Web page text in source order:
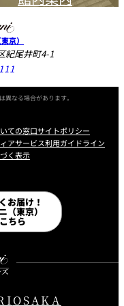
京）
紀尾井町4-1
なる場合があります。
ての窓口サイトポリシー
アサービス利用ガイドライン
く表示
お届け！
（東京）
ちら
OSAKA